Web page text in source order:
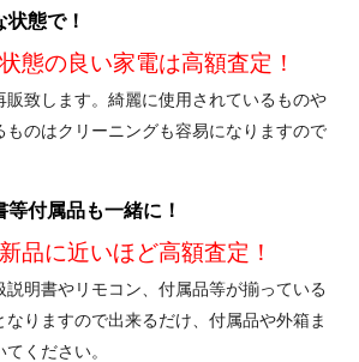
態で！
態の良い家電は高額査定！
販致します。綺麗に使用されているものや
ものはクリーニングも容易になりますので
付属品も一緒に！
品に近いほど高額査定！
明書やリモコン、付属品等が揃っている
りますので出来るだけ、付属品や外箱ま
ください。